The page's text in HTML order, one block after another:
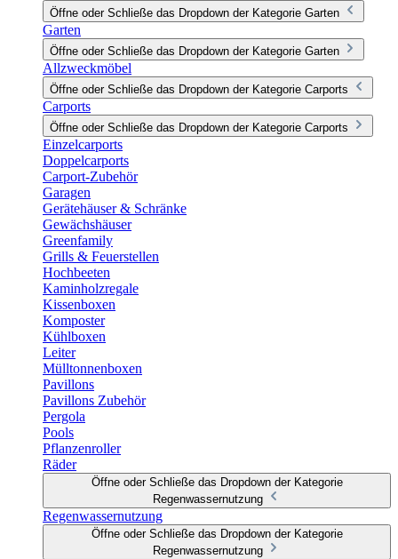
Öffne oder Schließe das Dropdown der Kategorie Garten
Garten
Öffne oder Schließe das Dropdown der Kategorie Garten
Allzweckmöbel
Öffne oder Schließe das Dropdown der Kategorie Carports
Carports
Öffne oder Schließe das Dropdown der Kategorie Carports
Einzelcarports
Doppelcarports
Carport-Zubehör
Garagen
Gerätehäuser & Schränke
Gewächshäuser
Greenfamily
Grills & Feuerstellen
Hochbeeten
Kaminholzregale
Kissenboxen
Komposter
Kühlboxen
Leiter
Mülltonnenboxen
Pavillons
Pavillons Zubehör
Pergola
Pools
Pflanzenroller
Räder
Öffne oder Schließe das Dropdown der Kategorie
Regenwassernutzung
Regenwassernutzung
Öffne oder Schließe das Dropdown der Kategorie
Regenwassernutzung